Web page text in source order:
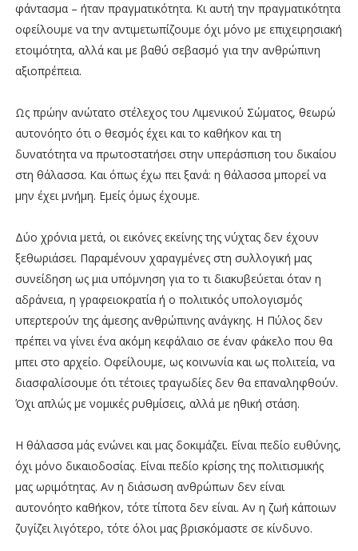
φάντασμα – ήταν πραγματικότητα. Κι αυτή την πραγματικότητα
οφείλουμε να την αντιμετωπίζουμε όχι μόνο με επιχειρησιακή
ετοιμότητα, αλλά και με βαθύ σεβασμό για την ανθρώπινη
αξιοπρέπεια.
Ως πρώην ανώτατο στέλεχος του Λιμενικού Σώματος, θεωρώ
αυτονόητο ότι ο θεσμός έχει και το καθήκον και τη
δυνατότητα να πρωτοστατήσει στην υπεράσπιση του δικαίου
στη θάλασσα. Και όπως έχω πει ξανά: η θάλασσα μπορεί να
μην έχει μνήμη. Εμείς όμως έχουμε.
Δύο χρόνια μετά, οι εικόνες εκείνης της νύχτας δεν έχουν
ξεθωριάσει. Παραμένουν χαραγμένες στη συλλογική μας
συνείδηση ως μια υπόμνηση για το τι διακυβεύεται όταν η
αδράνεια, η γραφειοκρατία ή ο πολιτικός υπολογισμός
υπερτερούν της άμεσης ανθρώπινης ανάγκης. Η Πύλος δεν
πρέπει να γίνει ένα ακόμη κεφάλαιο σε έναν φάκελο που θα
μπει στο αρχείο. Οφείλουμε, ως κοινωνία και ως πολιτεία, να
διασφαλίσουμε ότι τέτοιες τραγωδίες δεν θα επαναληφθούν.
Όχι απλώς με νομικές ρυθμίσεις, αλλά με ηθική στάση.
Η θάλασσα μάς ενώνει και μας δοκιμάζει. Είναι πεδίο ευθύνης,
όχι μόνο δικαιοδοσίας. Είναι πεδίο κρίσης της πολιτισμικής
μας ωριμότητας. Αν η διάσωση ανθρώπων δεν είναι
αυτονόητο καθήκον, τότε τίποτα δεν είναι. Αν η ζωή κάποιων
ζυγίζει λιγότερο, τότε όλοι μας βρισκόμαστε σε κίνδυνο.